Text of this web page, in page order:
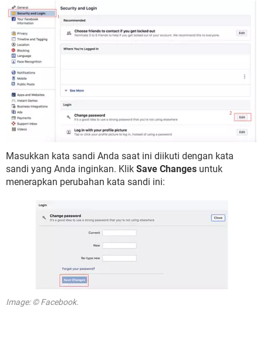
Masukkan kata sandi Anda saat ini diikuti dengan kata
sandi yang Anda inginkan. Klik Save Changes untuk
menerapkan perubahan kata sandi ini:
Image: © Facebook.